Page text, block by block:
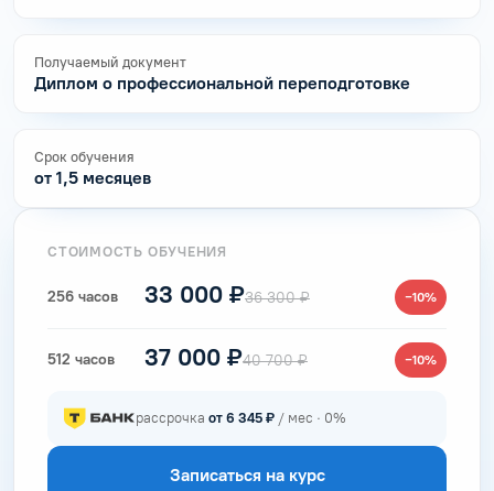
Получаемый документ
Диплом о профессиональной переподготовке
Срок обучения
от 1,5 месяцев
СТОИМОСТЬ ОБУЧЕНИЯ
256 часов 33 000 ₽36 300 ₽ −10%
512 часов 37 000 ₽40 700 ₽ −10%
рассрочка от 6 345 ₽ / мес · 0%
Записаться на курс